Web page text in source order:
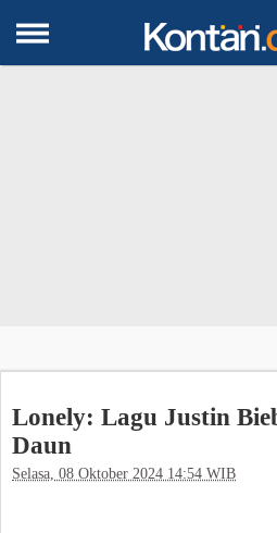
Lonely: Lagu Justin
Daun
Selasa, 08 Oktober 2024 14:54 WIB